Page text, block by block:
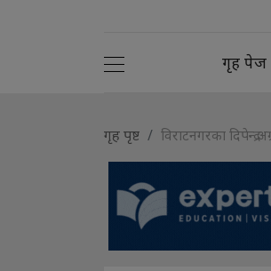
गृह पेज
गृह पृष्ट विराटनगरका दिपेन्द्र